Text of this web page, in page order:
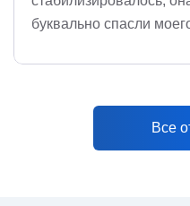
буквально спасли
Все